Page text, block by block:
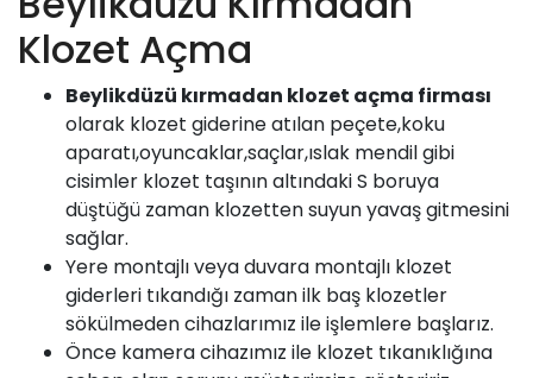
Klozet Açma
Beylikdüzü kırmadan klozet açma firması
olarak klozet giderine atılan peçete,koku
aparatı,oyuncaklar,saçlar,ıslak mendil gibi
cisimler klozet taşının altındaki S boruya
düştüğü zaman klozetten suyun yavaş gitmesini
sağlar.
Yere montajlı veya duvara montajlı klozet
giderleri tıkandığı zaman ilk baş klozetler
sökülmeden cihazlarımız ile işlemlere başlarız.
Önce kamera cihazımız ile klozet tıkanıklığına